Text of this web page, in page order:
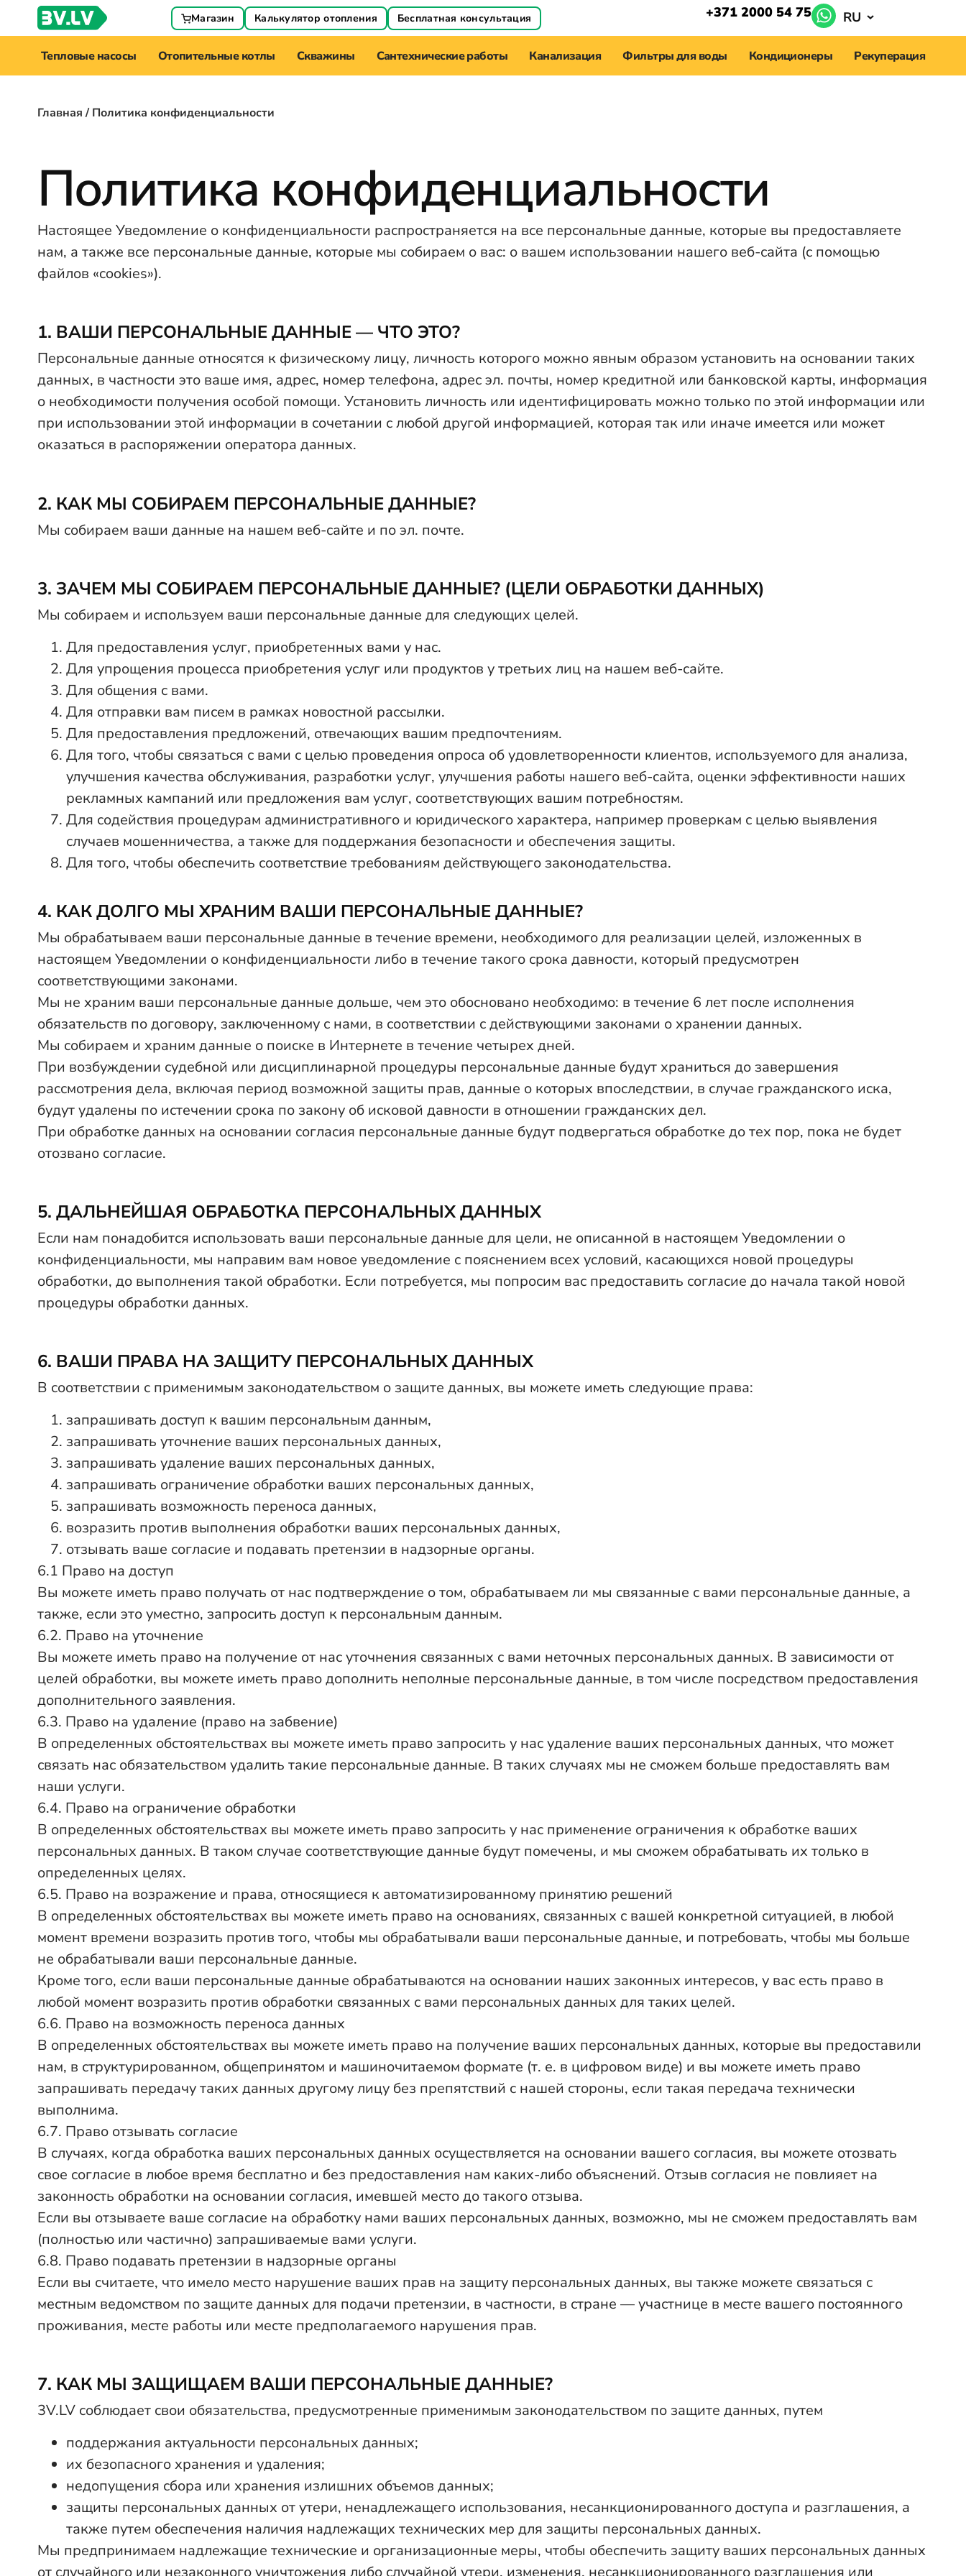
Магазин Калькулятор отопления Бесплатная консультация +371 2000 54 75 RU
Тепловые насосы Отопительные котлы Скважины Сантехнические работы Канализация Фильтры для воды Кондиционеры Рекуперация
Главная/ Политика конфиденциальности
Политика конфиденциальности
Настоящее Уведомление о конфиденциальности распространяется на все персональные данные, которые вы предоставляете
нам, а также все персональные данные, которые мы собираем о вас: о вашем использовании нашего веб-сайта (с помощью
файлов «cookies»).
1. ВАШИ ПЕРСОНАЛЬНЫЕ ДАННЫЕ — ЧТО ЭТО?
Персональные данные относятся к физическому лицу, личность которого можно явным образом установить на основании таких
данных, в частности это ваше имя, адрес, номер телефона, адрес эл. почты, номер кредитной или банковской карты, информация
о необходимости получения особой помощи. Установить личность или идентифицировать можно только по этой информации или
при использовании этой информации в сочетании с любой другой информацией, которая так или иначе имеется или может
оказаться в распоряжении оператора данных.
2. КАК МЫ СОБИРАЕМ ПЕРСОНАЛЬНЫЕ ДАННЫЕ?
Мы собираем ваши данные на нашем веб-сайте и по эл. почте.
3. ЗАЧЕМ МЫ СОБИРАЕМ ПЕРСОНАЛЬНЫЕ ДАННЫЕ? (ЦЕЛИ ОБРАБОТКИ ДАННЫХ)
Мы собираем и используем ваши персональные данные для следующих целей.
Для предоставления услуг, приобретенных вами у нас.
Для упрощения процесса приобретения услуг или продуктов у третьих лиц на нашем веб-сайте.
Для общения с вами.
Для отправки вам писем в рамках новостной рассылки.
Для предоставления предложений, отвечающих вашим предпочтениям.
Для того, чтобы связаться с вами с целью проведения опроса об удовлетворенности клиентов, используемого для анализа,
улучшения качества обслуживания, разработки услуг, улучшения работы нашего веб-сайта, оценки эффективности наших
рекламных кампаний или предложения вам услуг, соответствующих вашим потребностям.
Для содействия процедурам административного и юридического характера, например проверкам с целью выявления
случаев мошенничества, а также для поддержания безопасности и обеспечения защиты.
Для того, чтобы обеспечить соответствие требованиям действующего законодательства.
4. КАК ДОЛГО МЫ ХРАНИМ ВАШИ ПЕРСОНАЛЬНЫЕ ДАННЫЕ?
Мы обрабатываем ваши персональные данные в течение времени, необходимого для реализации целей, изложенных в
настоящем Уведомлении о конфиденциальности либо в течение такого срока давности, который предусмотрен
соответствующими законами.
Мы не храним ваши персональные данные дольше, чем это обосновано необходимо: в течение 6 лет после исполнения
обязательств по договору, заключенному с нами, в соответствии с действующими законами о хранении данных.
Мы собираем и храним данные о поиске в Интернете в течение четырех дней.
При возбуждении судебной или дисциплинарной процедуры персональные данные будут храниться до завершения
рассмотрения дела, включая период возможной защиты прав, данные о которых впоследствии, в случае гражданского иска,
будут удалены по истечении срока по закону об исковой давности в отношении гражданских дел.
При обработке данных на основании согласия персональные данные будут подвергаться обработке до тех пор, пока не будет
отозвано согласие.
5. ДАЛЬНЕЙШАЯ ОБРАБОТКА ПЕРСОНАЛЬНЫХ ДАННЫХ
Если нам понадобится использовать ваши персональные данные для цели, не описанной в настоящем Уведомлении о
конфиденциальности, мы направим вам новое уведомление с пояснением всех условий, касающихся новой процедуры
обработки, до выполнения такой обработки. Если потребуется, мы попросим вас предоставить согласие до начала такой новой
процедуры обработки данных.
6. ВАШИ ПРАВА НА ЗАЩИТУ ПЕРСОНАЛЬНЫХ ДАННЫХ
В соответствии с применимым законодательством о защите данных, вы можете иметь следующие права:
запрашивать доступ к вашим персональным данным,
запрашивать уточнение ваших персональных данных,
запрашивать удаление ваших персональных данных,
запрашивать ограничение обработки ваших персональных данных,
запрашивать возможность переноса данных,
возразить против выполнения обработки ваших персональных данных,
отзывать ваше согласие и подавать претензии в надзорные органы.
6.1 Право на доступ
Вы можете иметь право получать от нас подтверждение о том, обрабатываем ли мы связанные с вами персональные данные, а
также, если это уместно, запросить доступ к персональным данным.
6.2. Право на уточнение
Вы можете иметь право на получение от нас уточнения связанных с вами неточных персональных данных. В зависимости от
целей обработки, вы можете иметь право дополнить неполные персональные данные, в том числе посредством предоставления
дополнительного заявления.
6.3. Право на удаление (право на забвение)
В определенных обстоятельствах вы можете иметь право запросить у нас удаление ваших персональных данных, что может
связать нас обязательством удалить такие персональные данные. В таких случаях мы не сможем больше предоставлять вам
наши услуги.
6.4. Право на ограничение обработки
В определенных обстоятельствах вы можете иметь право запросить у нас применение ограничения к обработке ваших
персональных данных. В таком случае соответствующие данные будут помечены, и мы сможем обрабатывать их только в
определенных целях.
6.5. Право на возражение и права, относящиеся к автоматизированному принятию решений
В определенных обстоятельствах вы можете иметь право на основаниях, связанных с вашей конкретной ситуацией, в любой
момент времени возразить против того, чтобы мы обрабатывали ваши персональные данные, и потребовать, чтобы мы больше
не обрабатывали ваши персональные данные.
Кроме того, если ваши персональные данные обрабатываются на основании наших законных интересов, у вас есть право в
любой момент возразить против обработки связанных с вами персональных данных для таких целей.
6.6. Право на возможность переноса данных
В определенных обстоятельствах вы можете иметь право на получение ваших персональных данных, которые вы предоставили
нам, в структурированном, общепринятом и машиночитаемом формате (т. е. в цифровом виде) и вы можете иметь право
запрашивать передачу таких данных другому лицу без препятствий с нашей стороны, если такая передача технически
выполнима.
6.7. Право отзывать согласие
В случаях, когда обработка ваших персональных данных осуществляется на основании вашего согласия, вы можете отозвать
свое согласие в любое время бесплатно и без предоставления нам каких-либо объяснений. Отзыв согласия не повлияет на
законность обработки на основании согласия, имевшей место до такого отзыва.
Если вы отзываете ваше согласие на обработку нами ваших персональных данных, возможно, мы не сможем предоставлять вам
(полностью или частично) запрашиваемые вами услуги.
6.8. Право подавать претензии в надзорные органы
Если вы считаете, что имело место нарушение ваших прав на защиту персональных данных, вы также можете связаться с
местным ведомством по защите данных для подачи претензии, в частности, в стране — участнице в месте вашего постоянного
проживания, месте работы или месте предполагаемого нарушения прав.
7. КАК МЫ ЗАЩИЩАЕМ ВАШИ ПЕРСОНАЛЬНЫЕ ДАННЫЕ?
3V.LV соблюдает свои обязательства, предусмотренные применимым законодательством по защите данных, путем
поддержания актуальности персональных данных;
их безопасного хранения и удаления;
недопущения сбора или хранения излишних объемов данных;
защиты персональных данных от утери, ненадлежащего использования, несанкционированного доступа и разглашения, а
также путем обеспечения наличия надлежащих технических мер для защиты персональных данных.
Мы предпринимаем надлежащие технические и организационные меры, чтобы обеспечить защиту ваших персональных данных
от случайного или незаконного уничтожения либо случайной утери, изменения, несанкционированного разглашения или